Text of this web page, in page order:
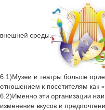
внешней среды.
6.1)Музеи и театры больше
отношением к посетителям как
6.2)Именно эти организации
изменение вкусов и